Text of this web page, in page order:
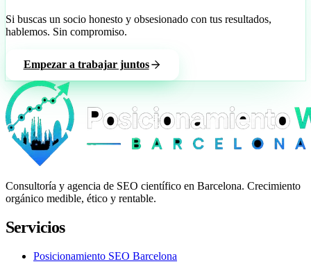
Si buscas un socio honesto y obsesionado con tus resultados,
hablemos. Sin compromiso.
Empezar a trabajar juntos
Consultoría y agencia de SEO científico en Barcelona. Crecimiento
orgánico medible, ético y rentable.
Servicios
Posicionamiento SEO Barcelona